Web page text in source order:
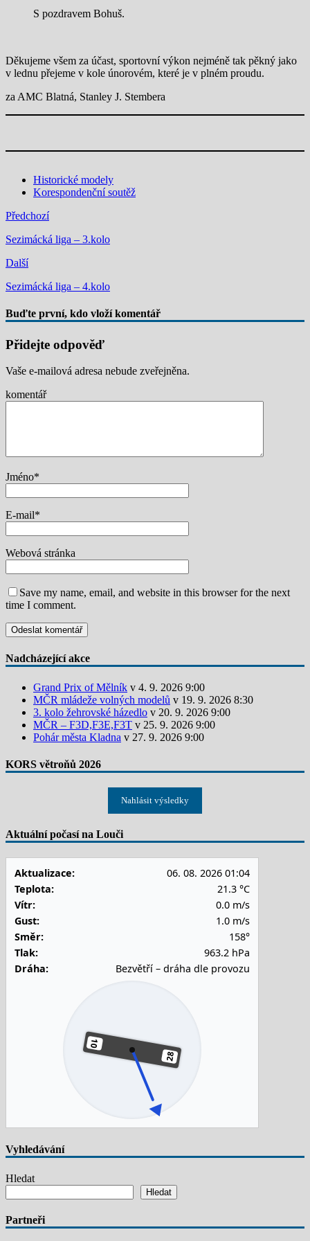
S pozdravem Bohuš.
Děkujeme všem za účast, sportovní výkon nejméně tak pěkný jako
v lednu přejeme v kole únorovém, které je v plném proudu.
za AMC Blatná, Stanley J. Stembera
Historické modely
Korespondenční soutěž
Předchozí
Sezimácká liga – 3.kolo
Další
Sezimácká liga – 4.kolo
Buďte první, kdo vloží komentář
Přidejte odpověď
Vaše e-mailová adresa nebude zveřejněna.
komentář
Jméno*
E-mail*
Webová stránka
Save my name, email, and website in this browser for the next
time I comment.
Nadcházející akce
Grand Prix of Mělník v 4. 9. 2026 9:00
MČR mládeže volných modelů v 19. 9. 2026 8:30
3. kolo žehrovské házedlo v 20. 9. 2026 9:00
MČR – F3D,F3E,F3T v 25. 9. 2026 9:00
Pohár města Kladna v 27. 9. 2026 9:00
KORS větroňů 2026
Nahlásit výsledky
Aktuální počasí na Louči
Aktualizace:
06. 08. 2026 01:04
Teplota:
21.3 °C
Vítr:
0.0 m/s
Gust:
1.0 m/s
Směr:
158°
Tlak:
963.2 hPa
Dráha:
Bezvětří – dráha dle provozu
Vyhledávání
Hledat
Hledat
Partneři